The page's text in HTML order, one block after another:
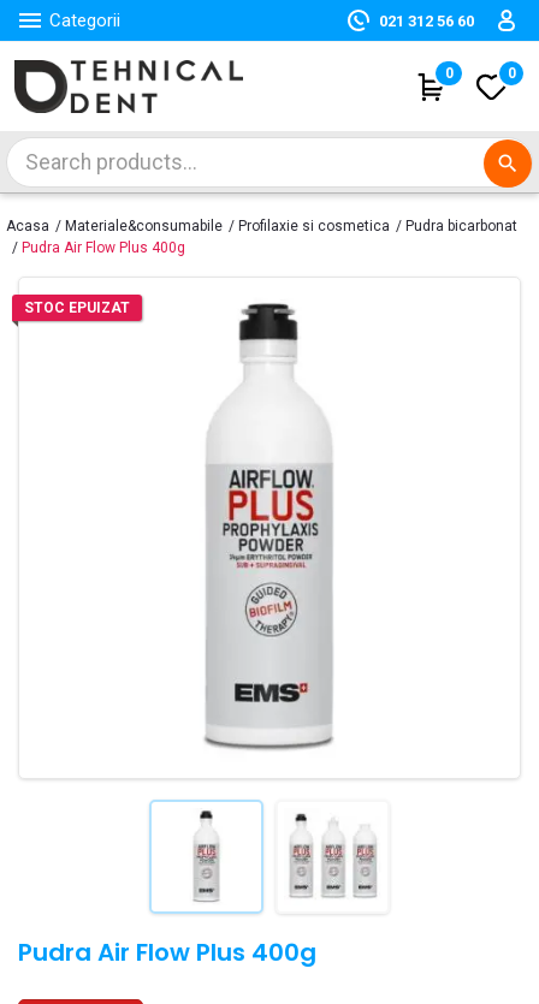
 Categorii 021 312 56 60
0 0
search
Acasa Materiale&consumabile Profilaxie si cosmetica
Pudra bicarbonat
Pudra Air Flow Plus 400g
STOC EPUIZAT
Pudra Air Flow Plus 400g